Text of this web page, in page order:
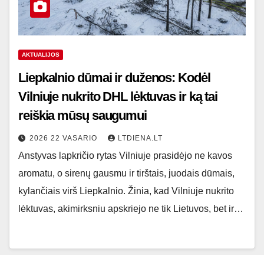
AKTUALIJOS
Liepkalnio dūmai ir duženos: Kodėl
Vilniuje nukrito DHL lėktuvas ir ką tai
reiškia mūsų saugumui
2026 22 VASARIO LTDIENA.LT
Anstyvas lapkričio rytas Vilniuje prasidėjo ne kavos
aromatu, o sirenų gausmu ir tirštais, juodais dūmais,
kylančiais virš Liepkalnio. Žinia, kad Vilniuje nukrito
lėktuvas, akimirksniu apskriejo ne tik Lietuvos, bet ir…